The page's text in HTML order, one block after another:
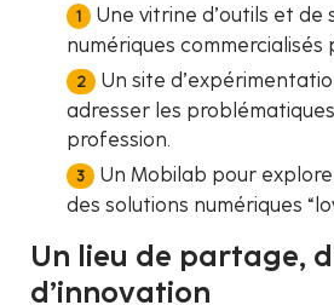
Une vitrine d’outils et de
numériques commercialisés
Un site
adresser les
profession.
Un Mobilab pour
des solutions numériques
Un lieu de partage,
d’innovation